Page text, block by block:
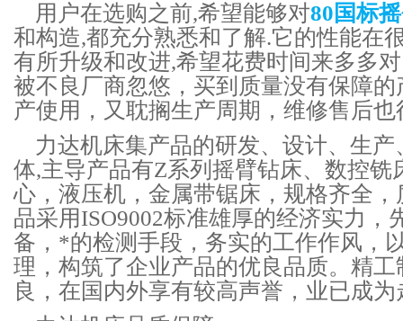
用户在选购之前,希望能够对80国标
和构造,都充分熟悉和了解.它的性能在
有所升级和改进,希望花费时间来多多
被不良厂商忽悠，买到质量没有保障
产使用，又耽搁生产周期，维修售后
力达机床集产品的研发、设计、生产
体,主导产品有Z系列摇臂钻床、数控铣
心，液压机，金属带锯床，规格齐全
品采用ISO9002标准雄厚的经济实力，
备，*的检测手段，务实的工作作风，
理，构筑了企业产品的优良品质。 精工
良，在国内外享有较高声誉，业已成